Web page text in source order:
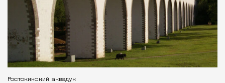
Ростокинский акведук